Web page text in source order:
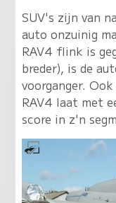
SUV's zijn van
auto onzuinig
RAV4 flink is
breder), is de
voorganger.
RAV4 laat met
score in z'n